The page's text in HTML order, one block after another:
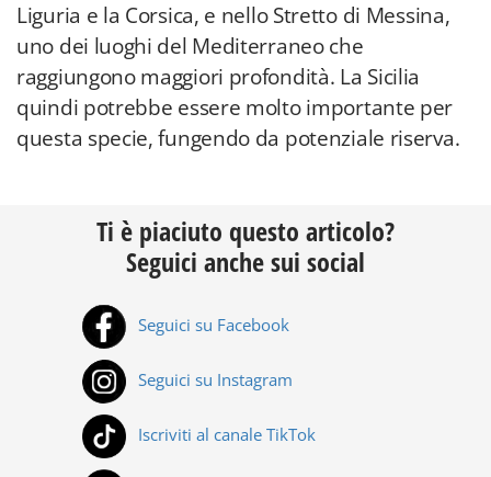
Liguria e la Corsica, e nello Stretto di Messina,
uno dei luoghi del Mediterraneo che
raggiungono maggiori profondità. La Sicilia
quindi potrebbe essere molto importante per
questa specie, fungendo da potenziale riserva.
Ti è piaciuto questo articolo?
Seguici anche sui social
Seguici su Facebook
Seguici su Instagram
Iscriviti al canale TikTok